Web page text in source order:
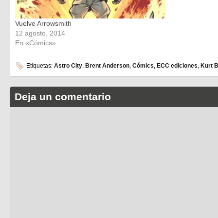
Vuelve Arrowsmith
12 agosto, 2014
En «Cómics»
Etiquetas: Astro City, Brent Anderson, Cómics, ECC ediciones, Kurt
Deja un comentario